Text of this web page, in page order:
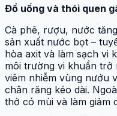
Đồ uống và thói quen
Cà phê, rượu, nước
sản xuất nước bọt –
hòa axit và làm sạch vi
môi trường vi khuẩn trở
viêm nhiễm vùng nướu
chân răng kéo dài.
thở có mùi và làm giảm